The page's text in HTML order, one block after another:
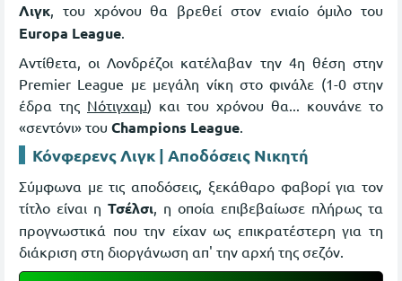
Λιγκ, του χρόνου θα βρεθεί στον ενιαίο όμιλο του
Europa League.
Αντίθετα, οι Λονδρέζοι κατέλαβαν την 4η θέση στην
Premier League με μεγάλη νίκη στο φινάλε (1-0 στην
έδρα της Νότιγχαμ) και του χρόνου θα... κουνάνε το
«σεντόνι» του Champions League.
Κόνφερενς Λιγκ | Αποδόσεις Νικητή
Σύμφωνα με τις αποδόσεις, ξεκάθαρο φαβορί για τον
τίτλο είναι η Τσέλσι, η οποία επιβεβαίωσε πλήρως τα
προγνωστικά που την είχαν ως επικρατέστερη για τη
διάκριση στη διοργάνωση απ' την αρχή της σεζόν.